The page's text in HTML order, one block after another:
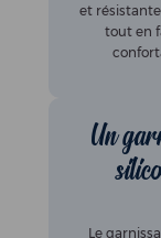
et
tout en
Un
Le